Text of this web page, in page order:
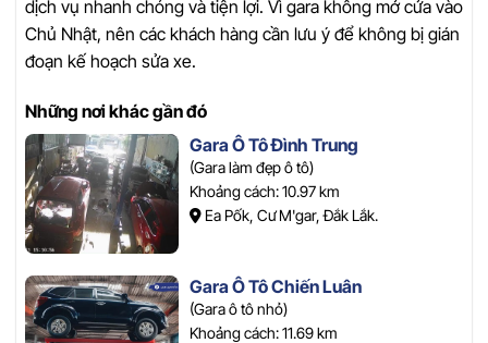
dịch vụ nhanh chóng và tiện lợi. Vì gara không mở cửa vào
Chủ Nhật, nên các khách hàng cần lưu ý để không bị gián
đoạn kế hoạch sửa xe.
Những nơi khác gần đó
Gara Ô Tô Đình Trung
(Gara làm đẹp ô tô)
Khoảng cách: 10.97 km
Ea Pốk, Cư M'gar, Đắk Lắk.
Gara Ô Tô Chiến Luân
(Gara ô tô nhỏ)
Khoảng cách: 11.69 km